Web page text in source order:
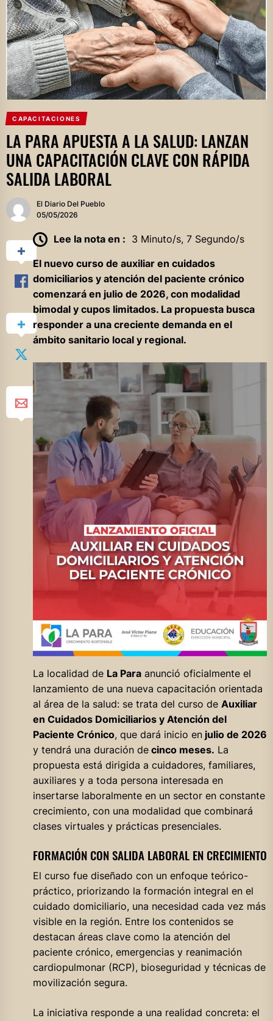
CAPACITACIONES
LA PARA APUESTA A LA SALUD: LANZAN
UNA CAPACITACIÓN CLAVE CON RÁPIDA
SALIDA LABORAL
El Diario Del Pueblo
05/05/2026
Lee la nota en : 3 Minuto/s, 7 Segundo/s
El nuevo curso de auxiliar en cuidados
domiciliarios y atención del paciente crónico
comenzará en julio de 2026, con modalidad
bimodal y cupos limitados. La propuesta busca
responder a una creciente demanda en el
ámbito sanitario local y regional.
La localidad de La Paraanunció oficialmente el
lanzamiento de una nueva capacitación orientada
al área de la salud: se trata del curso de Auxiliar
en Cuidados Domiciliarios y Atención del
Paciente Crónico, que dará inicio enjulio de 2026
y tendrá una duración decinco meses. La
propuesta está dirigida a cuidadores, familiares,
auxiliares y a toda persona interesada en
insertarse laboralmente en un sector en constante
crecimiento, con una modalidad que combinará
clases virtuales y prácticas presenciales.
FORMACIÓN CON SALIDA LABORAL EN CRECIMIENTO
El curso fue diseñado con un enfoque teórico-
práctico, priorizando la formación integral en el
cuidado domiciliario, una necesidad cada vez más
visible en la región. Entre los contenidos se
destacan áreas clave como la atención del
paciente crónico, emergencias y reanimación
cardiopulmonar (RCP), bioseguridad y técnicas de
movilización segura.
La iniciativa responde a una realidad concreta: el